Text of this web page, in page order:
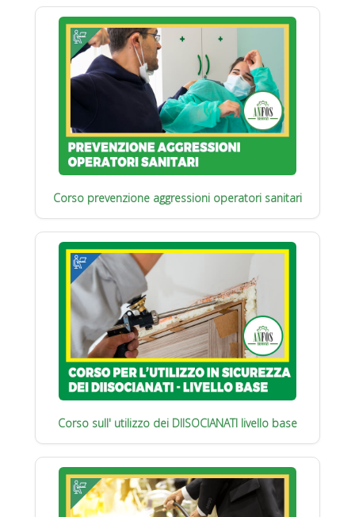
Corso prevenzione aggressioni operatori sanitari
Corso sull' utilizzo dei DIISOCIANATI livello base